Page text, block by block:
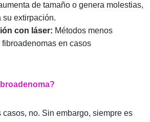
de tamaño o genera molestias,
su extirpación.
con láser: Métodos menos
en casos
casos, no. Sin embargo, siempre es